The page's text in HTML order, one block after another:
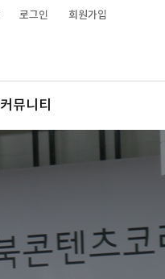
로그인 회원가입
커뮤니티